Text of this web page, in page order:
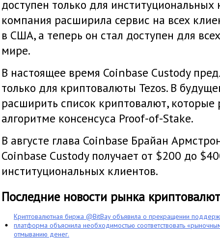
доступен только для институциональных
компания расширила сервис на всех
в США, а теперь он стал доступен для
мире.
В настоящее время Coinbase Custody
только для криптовалюты Tezos. В
расширить список криптовалют, которые
алгоритме консенсуса Proof-of-Stake.
В августе глава Coinbase Брайан
Coinbase Custody получает от $200 до
институциональных клиентов.
Последние новости рынка криптовалют
Криптовалютная биржа @BitBay объявила о прекращении
платформа объяснила необходимостью соответствовать
отмыванию денег.